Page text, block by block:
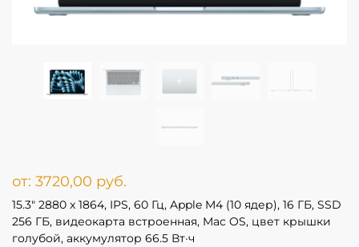
от: 3720,00 руб.
15.3″ 2880 x 1864, IPS, 60 Гц, Apple M4 (10 ядер), 16 ГБ, SSD
256 ГБ, видеокарта встроенная, Mac OS, цвет крышки
голубой, аккумулятор 66.5 Вт·ч